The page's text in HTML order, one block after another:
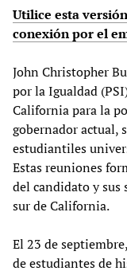
Utilice esta
conexión por el
John Christopher
por la Igualdad
California para la
gobernador actual,
estudiantiles
Estas reuniones
del candidato y
sur de California.
El 23 de
de estudiantes de